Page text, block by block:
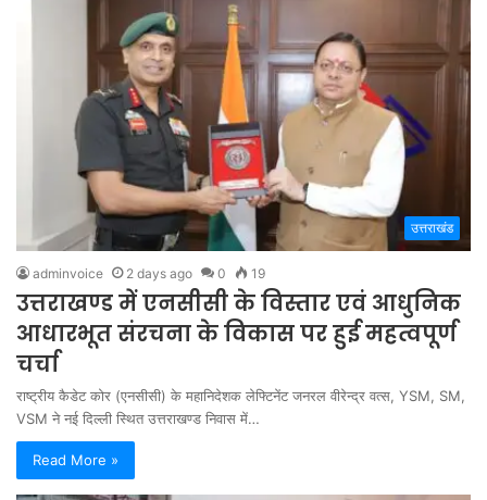
उत्तराखंड
adminvoice 2 days ago 0 19
उत्तराखण्ड में एनसीसी के विस्तार एवं आधुनिक
आधारभूत संरचना के विकास पर हुई महत्वपूर्ण
चर्चा
राष्ट्रीय कैडेट कोर (एनसीसी) के महानिदेशक लेफ्टिनेंट जनरल वीरेन्द्र वत्स, YSM, SM,
VSM ने नई दिल्ली स्थित उत्तराखण्ड निवास में…
Read More »